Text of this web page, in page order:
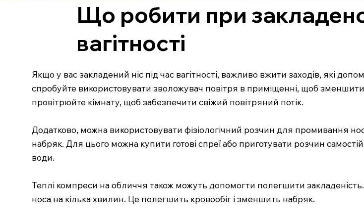
Що робити при
вагітності
Якщо у вас закладений ніс під час вагітності, важливо вжити заходів, які
спробуйте використовувати зволожувач повітря в приміщенні, щоб
провітрюйте кімнату, щоб забезпечити свіжий повітряний потік.
Додатково, можна використовувати фізіологічний розчин для промивання
набряк. Для цього можна купити готові спреї або приготувати розчин
води.
Теплі компреси на обличчя також можуть допомогти полегшити закладеність.
носа на кілька хвилин. Це полегшить кровообіг і зменшить набряк.